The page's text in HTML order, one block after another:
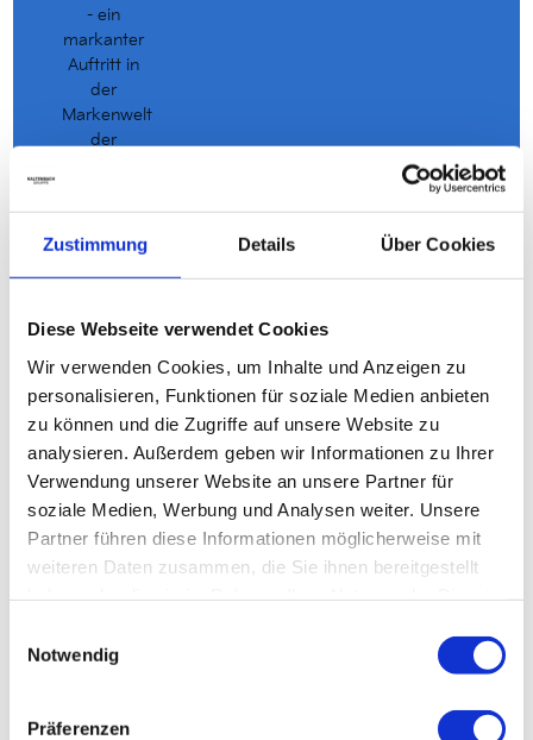
Zustimmung Details Über Cookies
Diese Webseite verwendet Cookies
Wir verwenden Cookies, um Inhalte und Anzeigen zu
personalisieren, Funktionen für soziale Medien anbieten
zu können und die Zugriffe auf unsere Website zu
analysieren. Außerdem geben wir Informationen zu Ihrer
Verwendung unserer Website an unsere Partner für
soziale Medien, Werbung und Analysen weiter. Unsere
Partner führen diese Informationen möglicherweise mit
weiteren Daten zusammen, die Sie ihnen bereitgestellt
Notwendig
Präferenzen
Schnelle Rückmeldung innerhalb von 24h
Probefahrt flexibel möglich
Transparente Angebote ohne versteckte Kosten
Faire Inzahlungnahme Ihres Fahrzeugs